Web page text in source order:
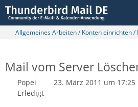
Allgemeines Arbeiten / Konten einrichten /
Mail vom Server
Popei 23. März 2011 um 17:25
Erledigt